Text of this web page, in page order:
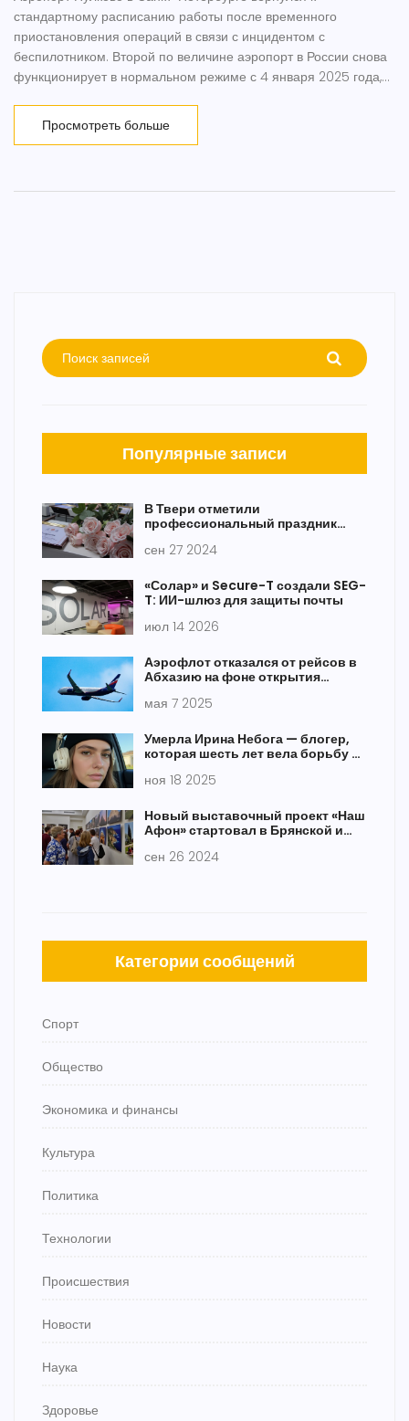
стандартному расписанию работы после временного
приостановления операций в связи с инцидентом с
беспилотником. Второй по величине аэропорт в России снова
функционирует в нормальном режиме с 4 января 2025 года,
более чем сотне направлений. Это важный шаг в
формировании устойчивости к внешним угрозам и
Просмотреть больше
Популярные записи
В Твери отметили
профессиональный праздник
попечительства
сен 27 2024
«Солар» и Secure-T создали SEG-
T: ИИ-шлюз для защиты почты
июл 14 2026
Аэрофлот отказался от рейсов в
Абхазию на фоне открытия
мая 7 2025
Умерла Ирина Небога — блогер,
которая шесть лет вела борьбу с
ноя 18 2025
Новый выставочный проект «Наш
Афон» стартовал в Брянской и
сен 26 2024
Категории сообщений
Спорт
Общество
Экономика и финансы
Культура
Политика
Технологии
Происшествия
Новости
Наука
Здоровье